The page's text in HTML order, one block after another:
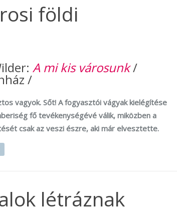
földi
A mi kis városunk/
/
vagyok. Sőt! A fogyasztói vágyak kielégítése
fő tevékenységévé válik, miközben a
csak az veszi észre, aki már elvesztette.
létráznak